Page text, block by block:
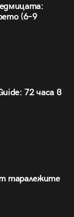
(6–9
72 часа в
таралежите